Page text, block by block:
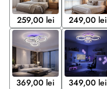
259,00 lei 249,00 lei
369,00 lei 349,00 lei